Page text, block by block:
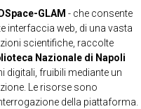
GLAM - che consente
interfaccia web, di una vasta
scientifiche, raccolte
Nazionale di Napoli
digitali, fruibili mediante un
Le risorse sono
della piattaforma.